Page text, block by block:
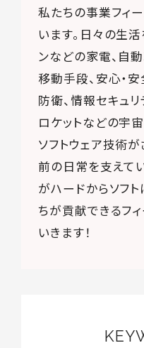
私たちの事業フィ
います。日々の生
ンなどの家電、自
移動手段、安心・
防衛、情報セキュ
ロケットなどの宇
ソフトウェア技術
前の日常を支えて
がハードからソフ
ちが貢献できるフ
いきます！